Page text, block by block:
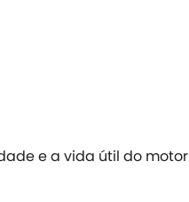
e a vida útil do motor